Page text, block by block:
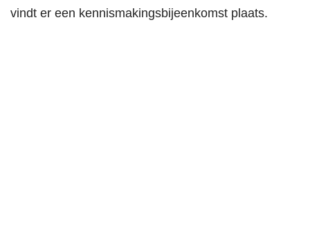
vindt er een kennismakingsbijeenkomst plaats.